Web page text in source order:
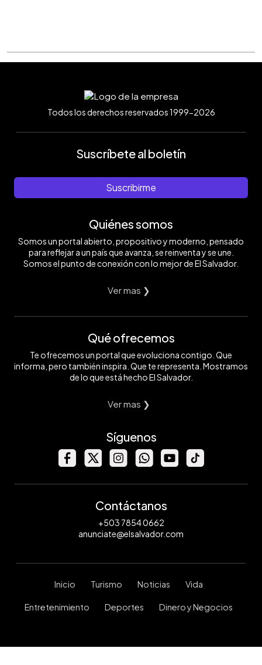
Todos los derechos reservados 1999-2026
Suscríbete al boletín
Suscribirme
Quiénes somos
Somos un portal abierto, propositivo y moderno, pensado
para reflejar a un país que avanza, se reinventa y se une.
Somos el punto de conexión con lo mejor de El Salvador.
Ver mas ❯
Qué ofrecemos
Te ofrecemos un portal que evoluciona contigo. Que
informa, pero también inspira. Que te representa. Mostramos
de lo que está hecho El Salvador.
Ver mas ❯
Síguenos
Contáctanos
+503 7854 0662
anunciate@elsalvador.com
Inicio Turismo Noticias Vida
Entretenimiento Deportes Dinero y Negocios